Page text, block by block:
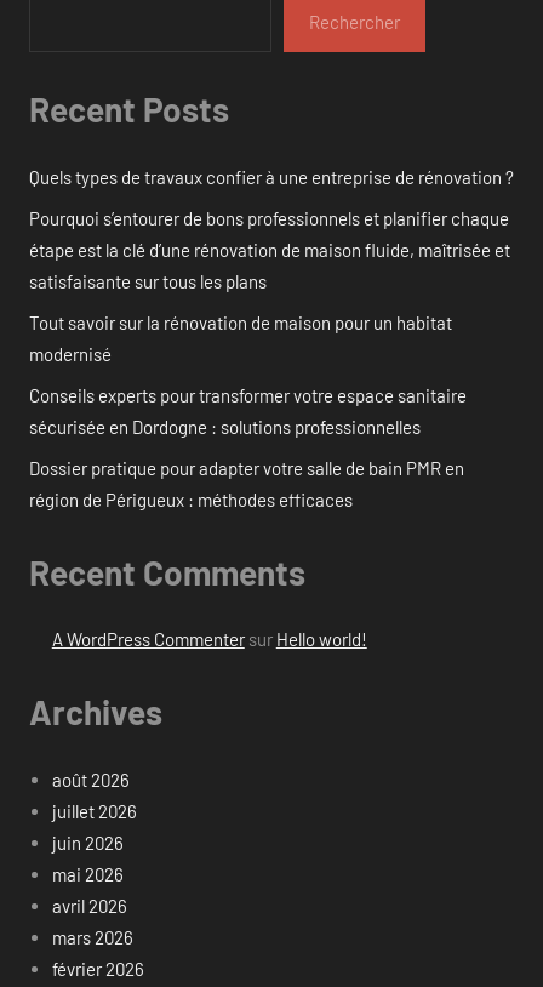
Rechercher
Recent Posts
Quels types de travaux confier à une entreprise de rénovation ?
Pourquoi s’entourer de bons professionnels et planifier chaque
étape est la clé d’une rénovation de maison fluide, maîtrisée et
satisfaisante sur tous les plans
Tout savoir sur la rénovation de maison pour un habitat
modernisé
Conseils experts pour transformer votre espace sanitaire
sécurisée en Dordogne : solutions professionnelles
Dossier pratique pour adapter votre salle de bain PMR en
région de Périgueux : méthodes efficaces
Recent Comments
A WordPress Commentersur Hello world!
Archives
août 2026
juillet 2026
juin 2026
mai 2026
avril 2026
mars 2026
février 2026